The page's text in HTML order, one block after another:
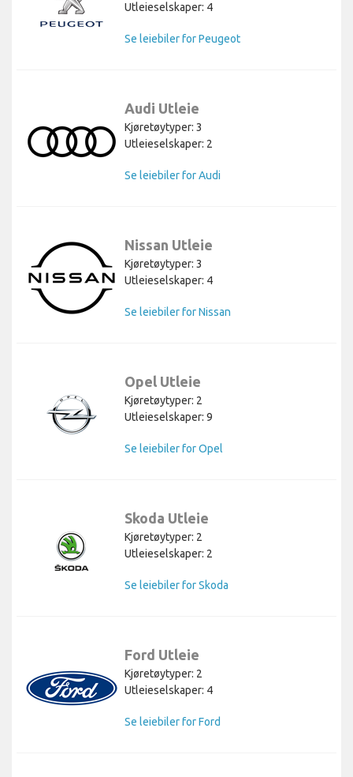
Utleieselskaper: 4
Se leiebiler for Peugeot
Audi Utleie
Kjøretøytyper: 3
Utleieselskaper: 2
Se leiebiler for Audi
Nissan Utleie
Kjøretøytyper: 3
Utleieselskaper: 4
Se leiebiler for Nissan
Opel Utleie
Kjøretøytyper: 2
Utleieselskaper: 9
Se leiebiler for Opel
Skoda Utleie
Kjøretøytyper: 2
Utleieselskaper: 2
Se leiebiler for Skoda
Ford Utleie
Kjøretøytyper: 2
Utleieselskaper: 4
Se leiebiler for Ford